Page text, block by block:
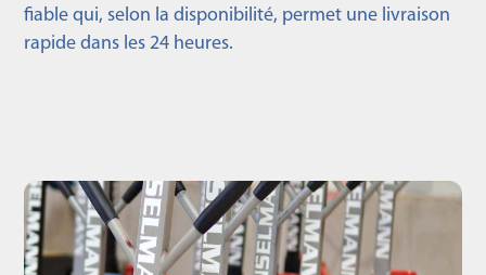
fiable qui, selon la disponibilité, permet une livraison
rapide dans les 24 heures.